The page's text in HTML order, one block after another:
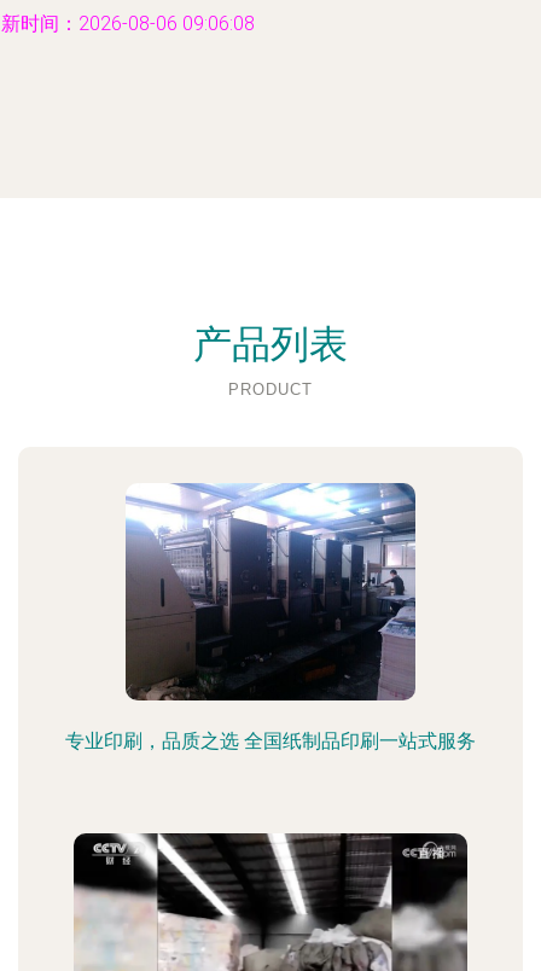
时间：2026-08-06 09:06:08
产品列表
PRODUCT
专业印刷，品质之选 全国纸制品印刷一站式服务